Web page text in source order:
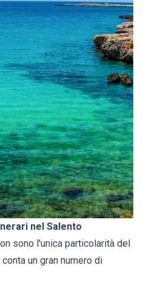
nel Salento
sono l'unica particolarità del
un gran numero di